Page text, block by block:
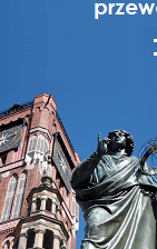
po
i dzieci z